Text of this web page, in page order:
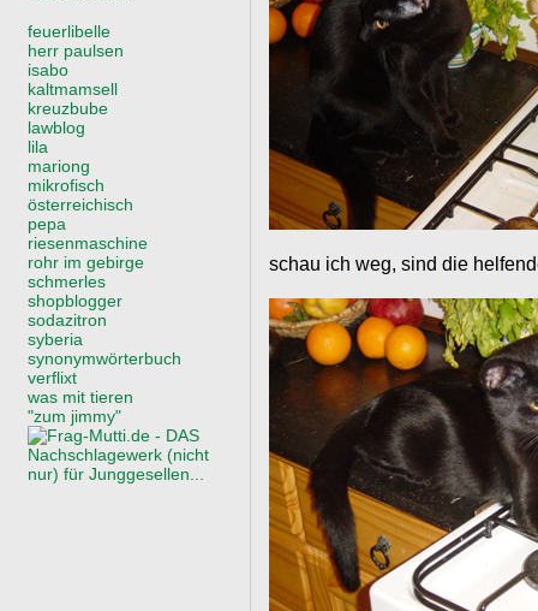
feuerlibelle
herr paulsen
isabo
kaltmamsell
kreuzbube
lawblog
lila
mariong
mikrofisch
österreichisch
pepa
riesenmaschine
rohr im gebirge
schmerles
shopblogger
sodazitron
syberia
synonymwörterbuch
verflixt
was mit tieren
"zum jimmy"
schau ich weg, sind die